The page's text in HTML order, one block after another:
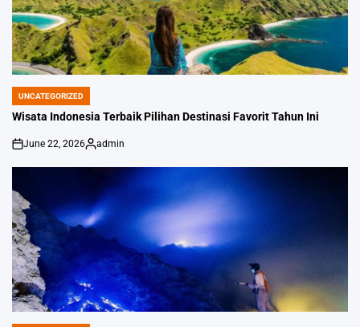
POSTED
IN
UNCATEGORIZED
Wisata Indonesia Terbaik Pilihan Destinasi Favorit Tahun Ini
on
June 22, 2026
Posted
admin